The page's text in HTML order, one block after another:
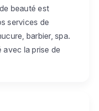
beauté est
services de
barbier, spa.
la prise de